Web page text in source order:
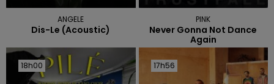
ANGELE
Dis-Le (acoustic)
PINK
Never Gonna Not Dance
Again
18h00
18h00 17h56
17h56